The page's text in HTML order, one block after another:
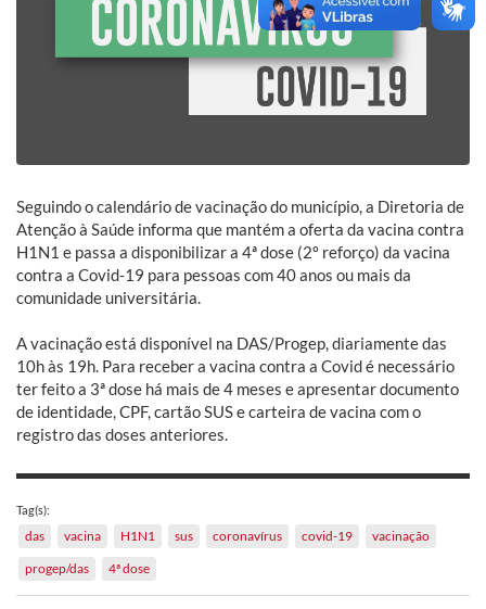
Seguindo o calendário de vacinação do município, a Diretoria de
Atenção à Saúde informa que mantém a oferta da vacina contra
H1N1 e passa a disponibilizar a 4ª dose (2º reforço) da vacina
contra a Covid-19 para pessoas com 40 anos ou mais da
comunidade universitária.
A vacinação está disponível na DAS/Progep, diariamente das
10h às 19h. Para receber a vacina contra a Covid é necessário
ter feito a 3ª dose há mais de 4 meses e apresentar documento
de identidade, CPF, cartão SUS e carteira de vacina com o
registro das doses anteriores.
Tag(s):
das vacina H1N1 sus coronavírus covid-19
vacinação
progep/das
4ª dose